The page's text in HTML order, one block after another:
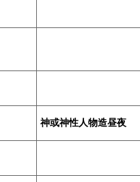
神或神性人物造昼夜